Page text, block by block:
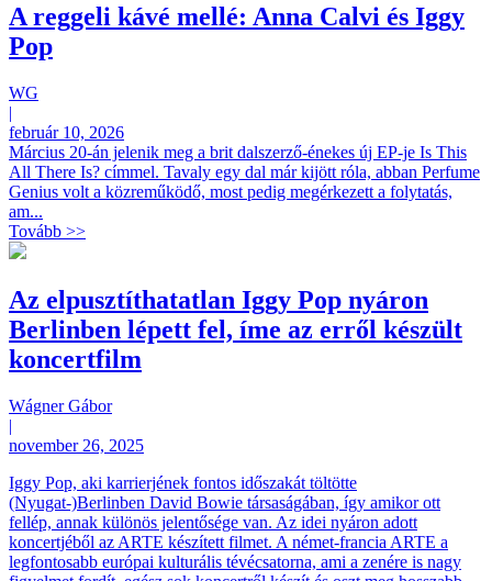
A reggeli kávé mellé: Anna Calvi és Iggy
Pop
WG
|
február 10, 2026
Március 20-án jelenik meg a brit dalszerző-énekes új EP-je Is This
All There Is? címmel. Tavaly egy dal már kijött róla, abban Perfume
Genius volt a közreműködő, most pedig megérkezett a folytatás,
am...
Tovább >>
Az elpusztíthatatlan Iggy Pop nyáron
Berlinben lépett fel, íme az erről készült
koncertfilm
Wágner Gábor
|
november 26, 2025
Iggy Pop, aki karrierjének fontos időszakát töltötte
(Nyugat-)Berlinben David Bowie társaságában, így amikor ott
fellép, annak különös jelentősége van. Az idei nyáron adott
koncertjéből az ARTE készített filmet. A német-francia ARTE a
legfontosabb európai kulturális tévécsatorna, ami a zenére is nagy